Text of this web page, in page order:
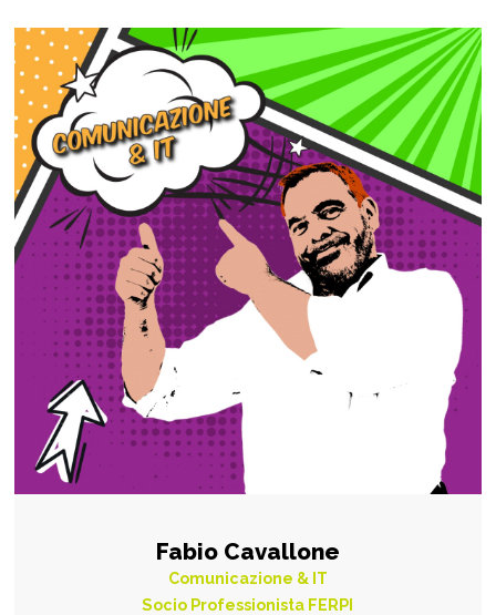
Fabio Cavallone
Comunicazione & IT
Socio Professionista FERPI